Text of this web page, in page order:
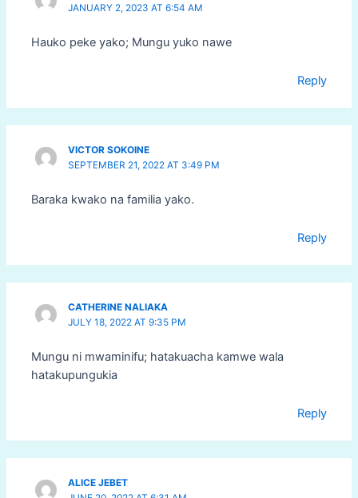
JANUARY 2, 2023 AT 6:54 AM
Hauko peke yako; Mungu yuko nawe
Reply
VICTOR SOKOINE
SEPTEMBER 21, 2022 AT 3:49 PM
Baraka kwako na familia yako.
Reply
CATHERINE NALIAKA
JULY 18, 2022 AT 9:35 PM
Mungu ni mwaminifu; hatakuacha kamwe wala
hatakupungukia
Reply
ALICE JEBET